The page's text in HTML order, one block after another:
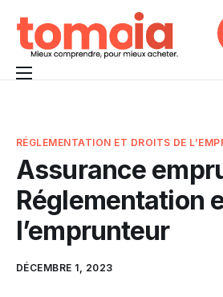
Fonctionnalités
FAQ
Contact
RÉGLEMENTATION ET DROITS DE
Assurance
Réglementation
l’emprunteur
DÉCEMBRE 1, 2023